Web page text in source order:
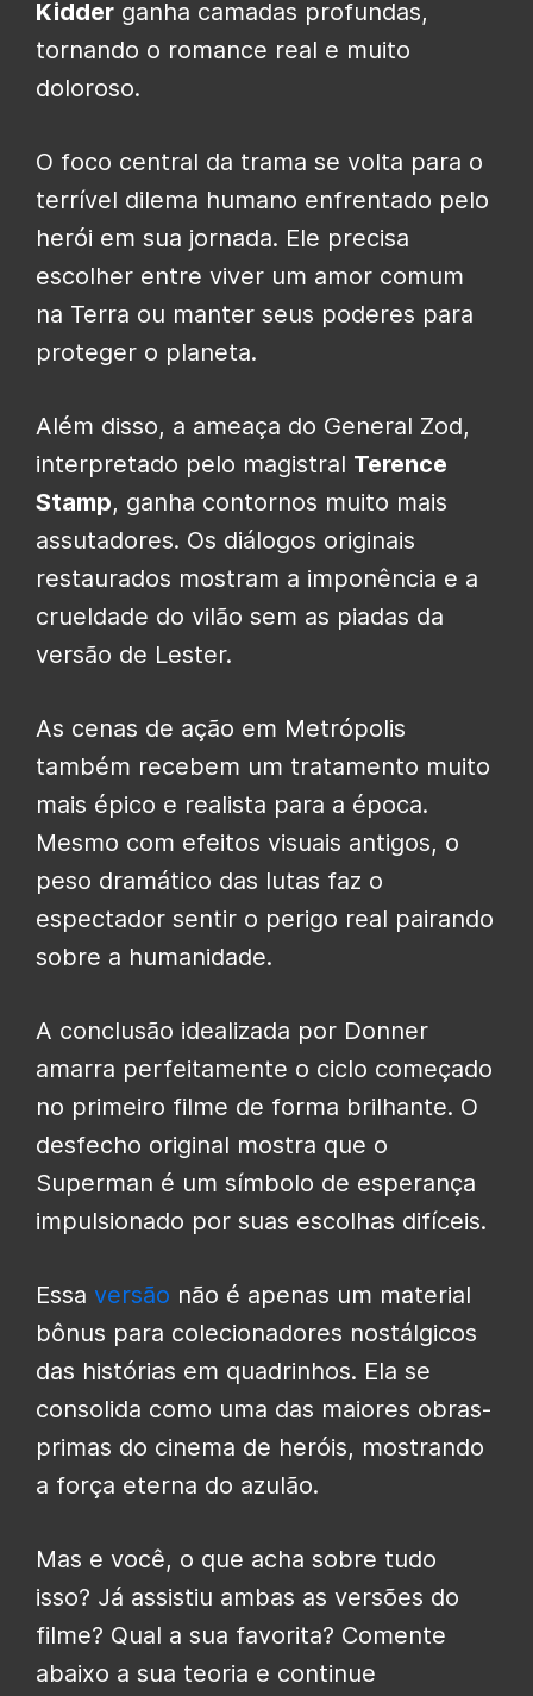
Kidder ganha camadas profundas,
tornando o romance real e muito
doloroso.
O foco central da trama se volta para o
terrível dilema humano enfrentado pelo
herói em sua jornada. Ele precisa
escolher entre viver um amor comum
na Terra ou manter seus poderes para
proteger o planeta.
Além disso, a ameaça do General Zod,
interpretado pelo magistral Terence
Stamp, ganha contornos muito mais
assutadores. Os diálogos originais
restaurados mostram a imponência e a
crueldade do vilão sem as piadas da
versão de Lester.
As cenas de ação em Metrópolis
também recebem um tratamento muito
mais épico e realista para a época.
Mesmo com efeitos visuais antigos, o
peso dramático das lutas faz o
espectador sentir o perigo real pairando
sobre a humanidade.
A conclusão idealizada por Donner
amarra perfeitamente o ciclo começado
no primeiro filme de forma brilhante. O
desfecho original mostra que o
Superman é um símbolo de esperança
impulsionado por suas escolhas difíceis.
Essa versão não é apenas um material
bônus para colecionadores nostálgicos
das histórias em quadrinhos. Ela se
consolida como uma das maiores obras-
primas do cinema de heróis, mostrando
a força eterna do azulão.
Mas e você, o que acha sobre tudo
isso? Já assistiu ambas as versões do
filme? Qual a sua favorita? Comente
abaixo a sua teoria e continue